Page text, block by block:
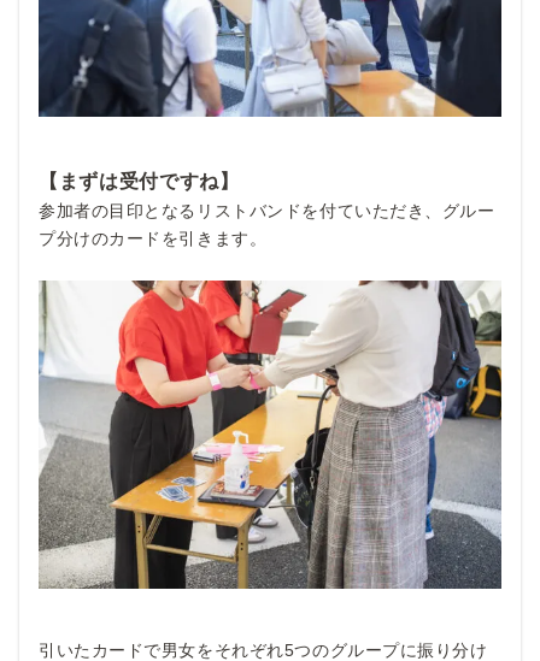
【まずは受付ですね】
参加者の目印となるリストバンドを付ていただき、グルー
プ分けのカードを引きます。
引いたカードで男女をそれぞれ5つのグループに振り分け